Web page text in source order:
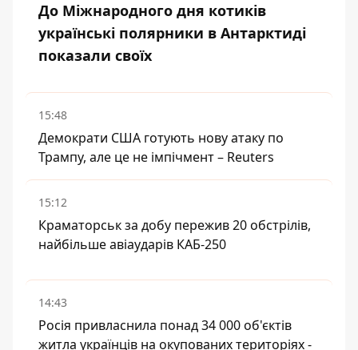
До Міжнародного дня котиків
українські полярники в Антарктиді
показали своїх
15:48
Демократи США готують нову атаку по
Трампу, але це не імпічмент – Reuters
15:12
Краматорськ за добу пережив 20 обстрілів,
найбільше авіаударів КАБ-250
14:43
Росія привласнила понад 34 000 об'єктів
житла українців на окупованих територіях -